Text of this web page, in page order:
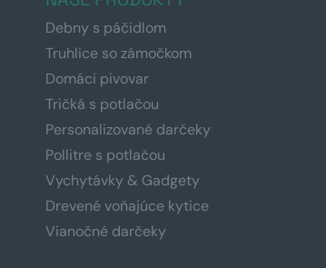
Debny s páčidlom
Truhlice so zámočkom
Domáci pivovar
Tričká s potlačou
Personalizované darčeky
Pollitre s potlačou
Vychytávky & Gadgety
Drevené voňajúce kytice
Vianočné darčeky